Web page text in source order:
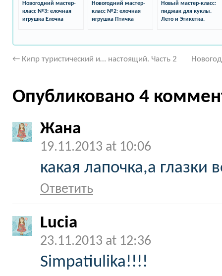
Новогодний мастер-
класс №3: елочная
игрушка Елочка
Новогодний мастер-
класс №2: елочная
игрушка Птичка
Новый мастер-класс:
пиджак для куклы.
Лето и Этикетка.
← Кипр туристический и… настоящий. Часть 2
Опубликовано 4
Жана
19.11.2013 at 10:06
какая лапочка,а глазки
Ответить
Lucia
23.11.2013 at 12:36
Simpatiulika!!!!